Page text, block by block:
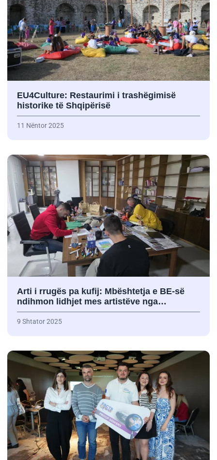
EU4Culture: Restaurimi i trashëgimisë
historike të Shqipërisë
11 Nëntor 2025
Arti i rrugës pa kufij: Mbështetja e BE-së
ndihmon lidhjet mes artistëve nga…
9 Shtator 2025